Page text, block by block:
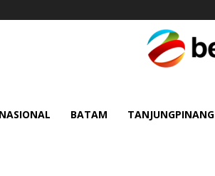
NASIONAL BATAM TANJUNGPINANG